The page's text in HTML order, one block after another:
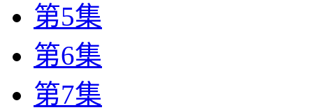
第5集
第6集
第7集